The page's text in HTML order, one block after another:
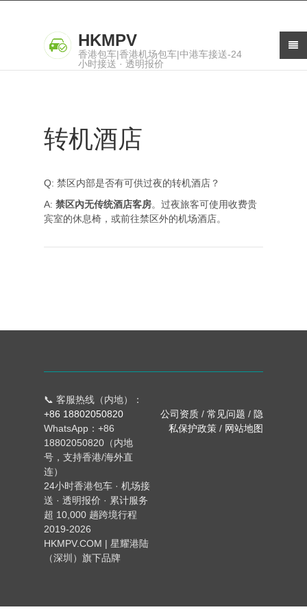
HKMPV
香港包车|香港机场包车|中港车接送-24
小时接送 · 透明报价
转机酒店
Q: 禁区内部是否有可供过夜的转机酒店？
A: 禁区內无传统酒店客房。过夜旅客可使用收费贵
宾室的休息椅，或前往禁区外的机场酒店。
📞 客服热线（内地）：
+86 18802050820
WhatsApp：+86
18802050820（内地
号，支持香港/海外直
连）
24小时香港包车 · 机场接
送 · 透明报价 · 累计服务
超 10,000 趟跨境行程
2019-2026
HKMPV.COM | 星耀港陆
（深圳）旗下品牌
公司资质 / 常见问题 / 隐
私保护政策 / 网站地图